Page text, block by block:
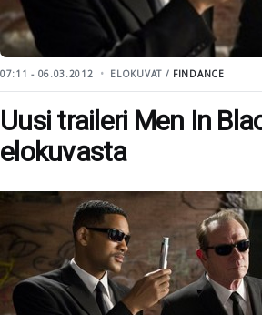
07:11 - 06.03.2012 ELOKUVAT / FINDANCE
Uusi traileri Men In
elokuvasta